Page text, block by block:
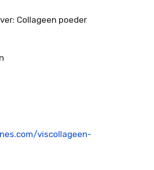
Collageen poeder
viscollageen-